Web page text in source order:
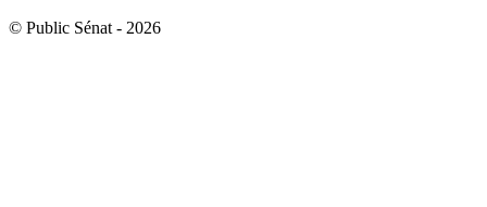
© Public Sénat - 2026